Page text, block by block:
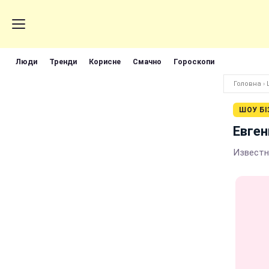
Люди Тренди Корисне Смачно Гороскопи
Головна ›
ШОУ